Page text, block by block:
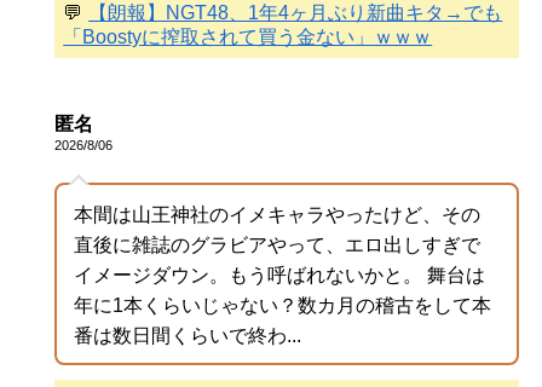
💬
【朗報】NGT48、1年4ヶ月ぶり新曲キタ→でも
「Boostyに搾取されて買う金ない」ｗｗｗ
匿名
2026/8/06
本間は山王神社のイメキャラやったけど、その
直後に雑誌のグラビアやって、エロ出しすぎで
イメージダウン。もう呼ばれないかと。 舞台は
年に1本くらいじゃない？数カ月の稽古をして本
番は数日間くらいで終わ...